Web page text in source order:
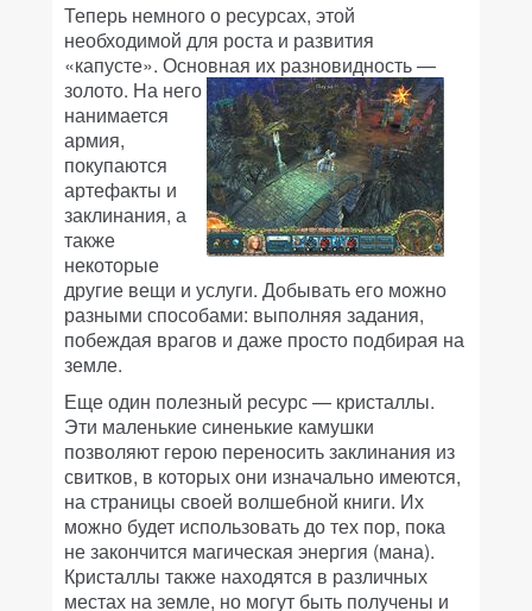
Теперь немного о ресурсах, этой
необходимой для роста и развития
«капусте». Основная их разновидность —
золото. На него
нанимается
армия,
покупаются
артефакты и
заклинания, а
также
некоторые
другие вещи и услуги. Добывать его можно
разными способами: выполняя задания,
побеждая врагов и даже просто подбирая на
земле.
Еще один полезный ресурс — кристаллы.
Эти маленькие синенькие камушки
позволяют герою переносить заклинания из
свитков, в которых они изначально имеются,
на страницы своей волшебной книги. Их
можно будет использовать до тех пор, пока
не закончится магическая энергия (мана).
Кристаллы также находятся в различных
местах на земле, но могут быть получены и